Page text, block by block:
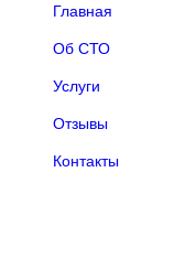
Главная
Об СТО
Услуги
Отзывы
Контакты